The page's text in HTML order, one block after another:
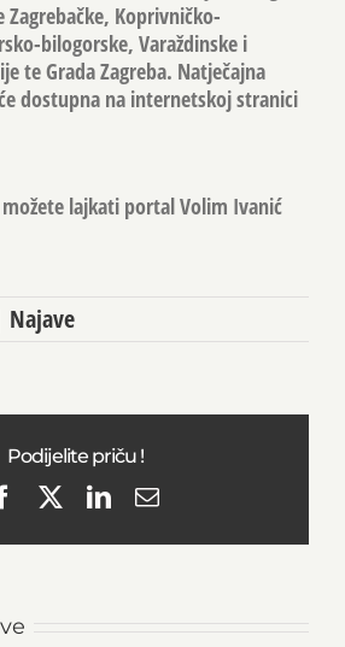
Koprivničko-
bilogorske, Varaždinske i
te Grada Zagreba. Natječajna
dostupna na internetskoj stranici
lajkati portal Volim Ivanić
Najave
Podijelite priču !
FacebookLinkedIn
Email